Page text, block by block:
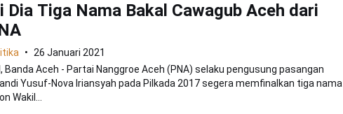
Dia Tiga Nama Bakal Cawagub Aceh dari
26 Januari 2021
Banda Aceh - Partai Nanggroe Aceh (PNA) selaku pengusung pasangan
Yusuf-Nova Iriansyah pada Pilkada 2017 segera memfinalkan tiga nama
Wakil...